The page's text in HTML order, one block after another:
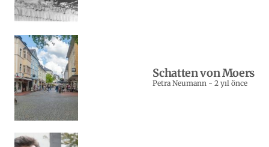
Schatten von Moers
Petra Neumann -2 yıl önce